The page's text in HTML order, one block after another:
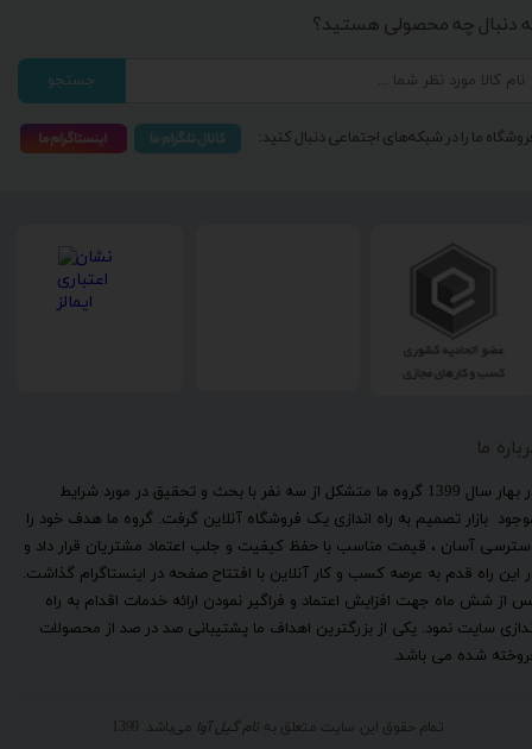
ما
​در بهار سال 1399 گروه ما متشکل از سه نفر با بحث و تحقیق در مورد شرایط
بازار تصمیم به راه اندازی یک فروشگاه آنلاین گرفت. گروه ما هدف خود را
آسان ، قیمت مناسب با حفظ کیفیت و جلب اعتماد مشتریان قرار داد و
این راه قدم به عرصه کسب و کار آنلاین با افتتاح صفحه در اینستاگرام گذاشت.
از شش ماه جهت افزایش اعتماد و فراگیر نمودن ارائه خدمات اقدام به راه
سایت نمود. یکی از بزرگترین اهداف ما پشتیبانی صد در صد از محصولات
شده می باشد.
تمام حقوق این سایت متعلق به نام گیل آوا می‌باشد. 1399
دنبال چه محصولی هستید؟
جستجو
ما را در شبکه‌های اجتماعی دنبال کنید: